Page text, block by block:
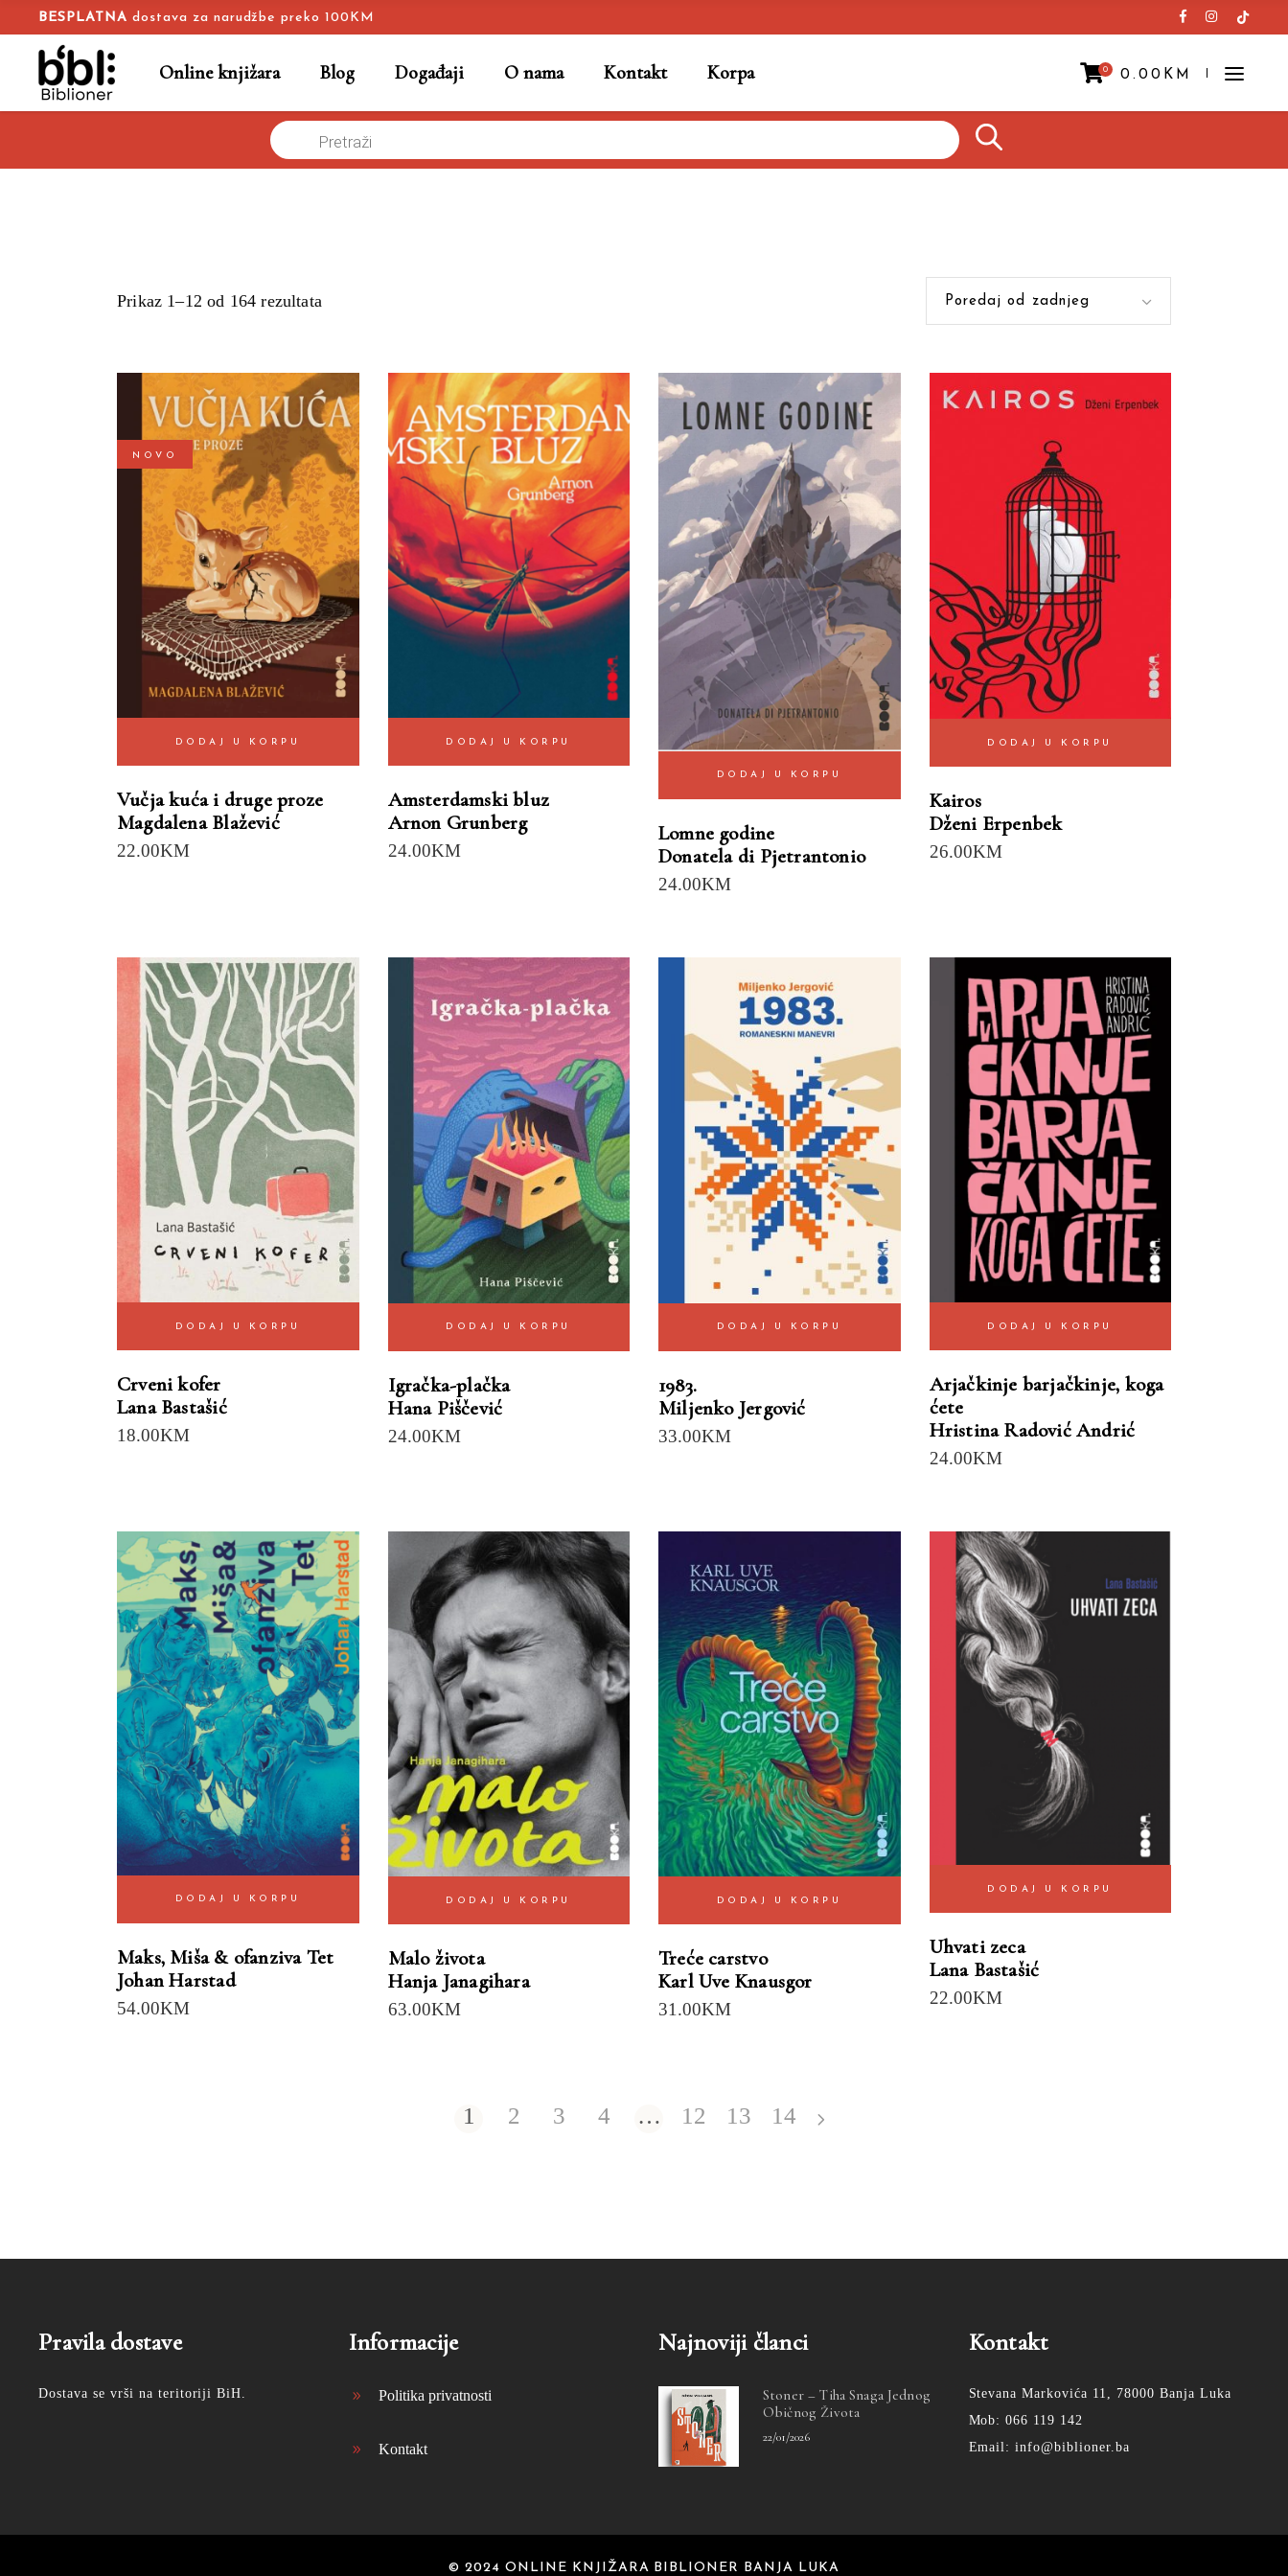
BESPLATNA dostava za narudžbe preko 100KM
Online knjižara Blog Događaji O nama Kontakt Korpa 0 0.00 KM
Prazna korpa.
Products
search
Prikaz 1–12 od 164 rezultata Poredaj od zadnjeg
NOVO
DODAJ U KORPU
Vučja kuća i druge proze
Magdalena Blažević
22.00KM
DODAJ U KORPU
Amsterdamski bluz
Arnon Grunberg
24.00KM
DODAJ U KORPU
Lomne godine
Donatela di Pjetrantonio
24.00KM
DODAJ U KORPU
Kairos
Dženi Erpenbek
26.00KM
DODAJ U KORPU
Crveni kofer
Lana Bastašić
18.00KM
DODAJ U KORPU
Igračka-plačka
Hana Piščević
24.00KM
DODAJ U KORPU
1983.
Miljenko Jergović
33.00KM
DODAJ U KORPU
Arjačkinje barjačkinje, koga
ćete
Hristina Radović Andrić
24.00KM
DODAJ U KORPU
Maks, Miša & ofanziva Tet
Johan Harstad
54.00KM
DODAJ U KORPU
Malo života
Hanja Janagihara
63.00KM
DODAJ U KORPU
Treće carstvo
Karl Uve Knausgor
31.00KM
DODAJ U KORPU
Uhvati zeca
Lana Bastašić
22.00KM
1 2 3 4 … 12 13 14
Pravila dostave
Dostava se vrši na teritoriji BiH.
Informacije
Politika privatnosti
Kontakt
Najnoviji članci
Stoner – Tiha Snaga Jednog
Običnog Života
22/01/2026
Kontakt
Stevana Markovića 11, 78000 Banja Luka
Mob: 066 119 142
Email: info@biblioner.ba
© 2024 ONLINE KNJIŽARA BIBLIONER BANJA LUKA